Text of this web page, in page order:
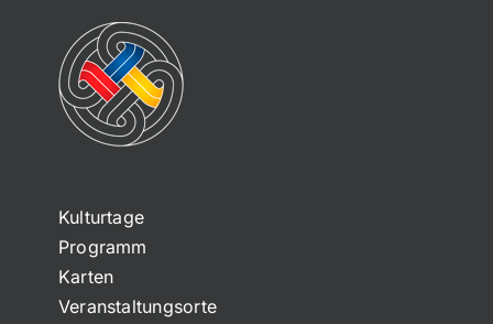
Kulturtage
Programm
Karten
Veranstaltungsorte